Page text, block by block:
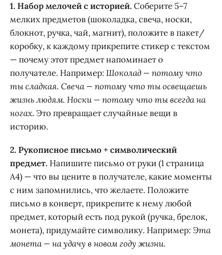
1. Набор мелочей с историей. Соберите 5–7
мелких предметов (шоколадка, свеча, носки,
блокнот, ручка, чай, магнит), положите в пакет/
коробку, к каждому прикрепите стикер с текстом
— почему этот предмет напоминает о
получателе. Например: Шоколад — потому что
ты сладкая. Свеча — потому что ты освещаешь
жизнь людям. Носки — потому что ты всегда на
ногах. Это превращает случайные вещи в
историю.
2. Рукописное письмо + символический
предмет. Напишите письмо от руки (1 страница
A4) — что вы цените в получателе, какие моменты
с ним запомнились, что желаете. Положите
письмо в конверт, прикрепите к нему любой
предмет, который есть под рукой (ручка, брелок,
монета), придумайте символику. Например: Эта
монета — на удачу в новом году жизни.